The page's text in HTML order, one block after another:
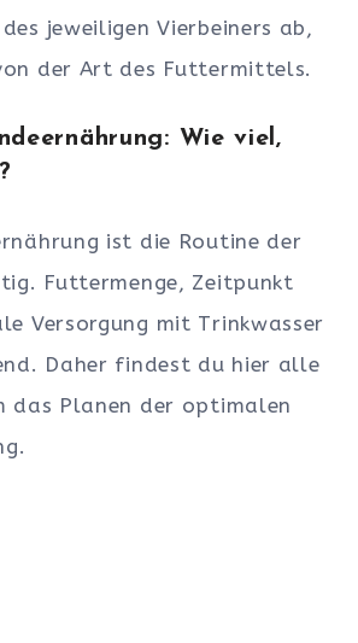
jeweiligen Vierbeiners ab,
der Art des Futtermittels.
Wie viel,
ist die Routine der
Futtermenge, Zeitpunkt
Versorgung mit Trinkwasser
Daher findest du hier alle
das Planen der optimalen